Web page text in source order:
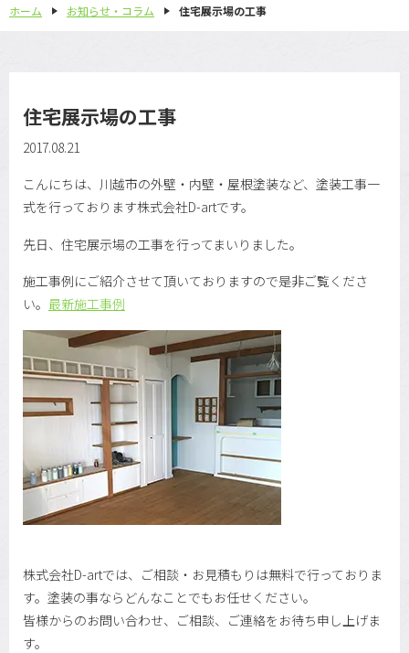
ホーム お知らせ・コラム 住宅展示場の工事
住宅展示場の工事
2017.08.21
こんにちは、川越市の外壁・内壁・屋根塗装など、塗装工事一
式を行っております株式会社D-artです。
先日、住宅展示場の工事を行ってまいりました。
施工事例にご紹介させて頂いておりますので是非ご覧くださ
い。 最新施工事例
株式会社D-artでは、ご相談・お見積もりは無料で行っておりま
す。塗装の事ならどんなことでもお任せください。
皆様からのお問い合わせ、ご相談、ご連絡をお待ち申し上げま
す。